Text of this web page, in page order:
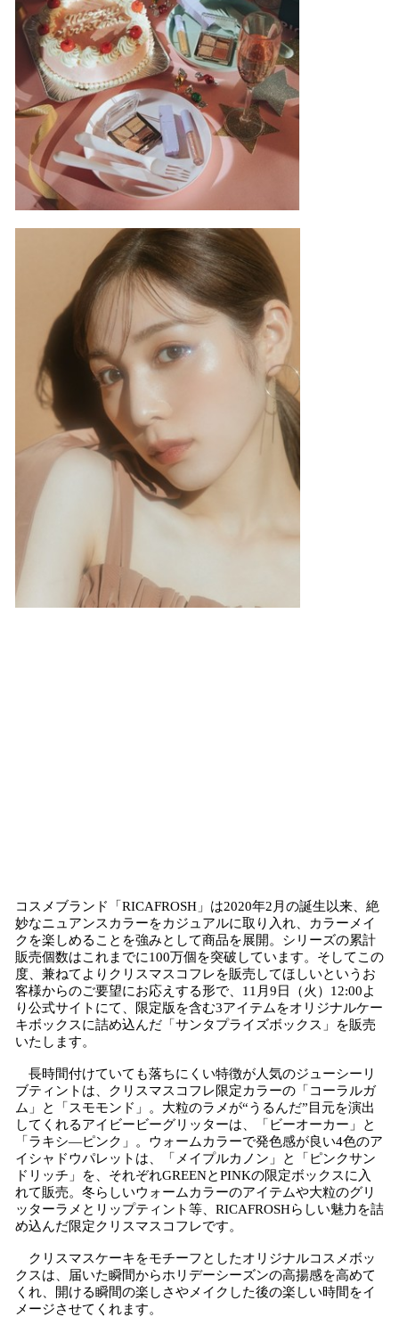
コスメブランド「RICAFROSH」は2020年2月の誕生以来、絶
妙なニュアンスカラーをカジュアルに取り入れ、カラーメイ
クを楽しめることを強みとして商品を展開。シリーズの累計
販売個数はこれまでに100万個を突破しています。そしてこの
度、兼ねてよりクリスマスコフレを販売してほしいというお
客様からのご要望にお応えする形で、11月9日（火）12:00よ
り公式サイトにて、限定版を含む3アイテムをオリジナルケー
キボックスに詰め込んだ「サンタプライズボックス」を販売
いたします。
長時間付けていても落ちにくい特徴が人気のジューシーリ
ブティントは、クリスマスコフレ限定カラーの「コーラルガ
ム」と「スモモンド」。大粒のラメが“うるんだ”目元を演出
してくれるアイビービーグリッターは、「ビーオーカー」と
「ラキシ―ピンク」。ウォームカラーで発色感が良い4色のア
イシャドウパレットは、「メイプルカノン」と「ピンクサン
ドリッチ」を、それぞれGREENとPINKの限定ボックスに入
れて販売。冬らしいウォームカラーのアイテムや大粒のグリ
ッターラメとリップティント等、RICAFROSHらしい魅力を詰
め込んだ限定クリスマスコフレです。
クリスマスケーキをモチーフとしたオリジナルコスメボッ
クスは、届いた瞬間からホリデーシーズンの高揚感を高めて
くれ、開ける瞬間の楽しさやメイクした後の楽しい時間をイ
メージさせてくれます。